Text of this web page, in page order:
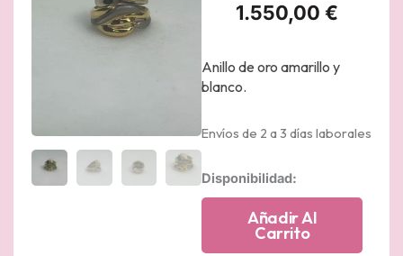
1.550,00 €
Anillo de oro amarillo y
blanco.
Envíos de 2 a 3 días laborales
Disponibilidad:
Anillo
y
Añadir Al
Carrito